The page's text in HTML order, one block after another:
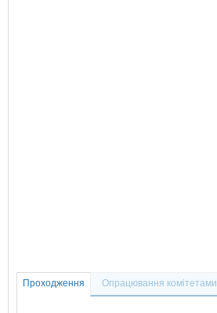
Проходження Опрацювання комітетами